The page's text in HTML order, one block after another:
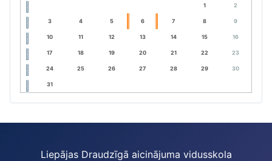
1 2
3 4 5 6 7 8 9
10 11 12 13 14 15 16
17 18 19 20 21 22 23
24 25 26 27 28 29 30
31
Liepājas Draudzīgā aicinājuma vidusskola